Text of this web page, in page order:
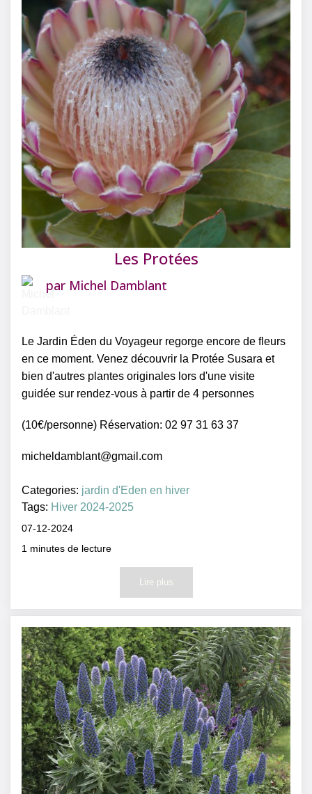
Les Protées
par Michel Damblant
Le Jardin Éden du Voyageur regorge encore de fleurs
en ce moment. Venez découvrir la Protée Susara et
bien d'autres plantes originales lors d'une visite
guidée sur rendez-vous à partir de 4 personnes
(10€/personne) Réservation: 02 97 31 63 37
micheldamblant@gmail.com
Categories: jardin d'Eden en hiver
Tags: Hiver 2024-2025
07-12-2024
1 minutes de lecture
Lire plus